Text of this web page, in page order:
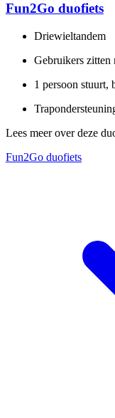
Fun2Go duofiets
Driewieltandem
Gebruikers zitten
1 persoon stuurt,
Lees meer over deze
Fun2Go duofiets